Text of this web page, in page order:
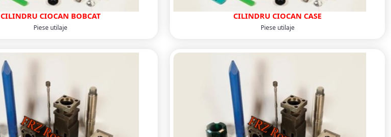
CILINDRU CIOCAN BOBCAT
Piese utilaje
CILINDRU CIOCAN CASE
Piese utilaje